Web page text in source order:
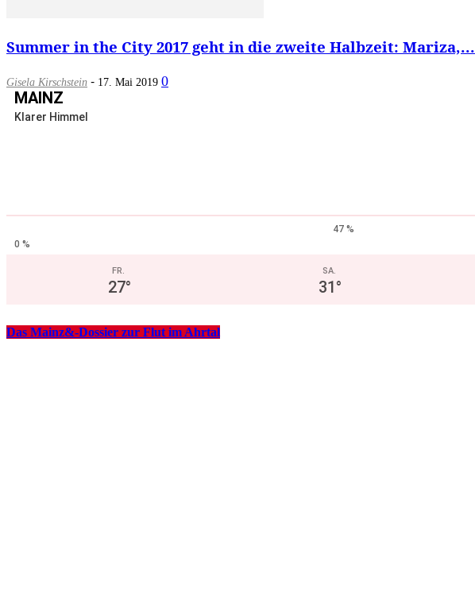
Summer in the City 2017 geht in die zweite Halbzeit: Mariza,...
Gisela Kirschstein - 17. Mai 2019 0
MAINZ
Klarer Himmel
47 %
0 %
FR.
27°
SA.
31°
Das Mainz&-Dossier zur Flut im Ahrtal